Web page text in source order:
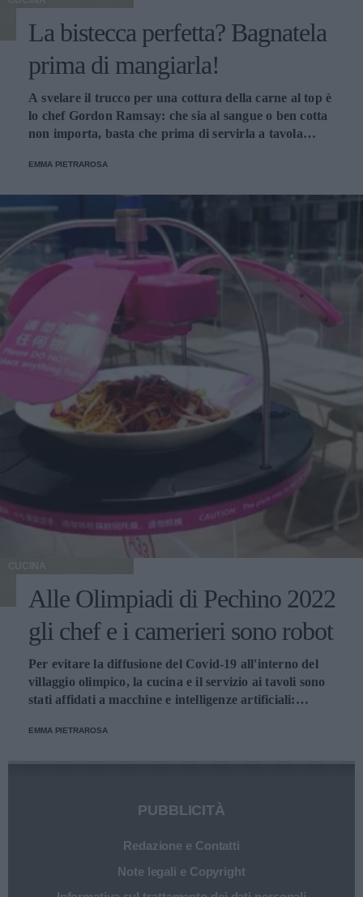
La bistecca perfetta? Bagnatela
prima di mangiarla!
A svelare il trucco per una cottura della carne al top è
lo chef Gordon Ramsay: che sia al sangue o ben cotta
non importa, basta che prima di servirla a tavola
EMMA PIETRAROSA
CUCINA
Alle Olimpiadi di Pechino 2022
gli chef e i camerieri sono robot
Per evitare la diffusione del Covid-19 all'interno del
villaggio olimpico, la cucina e il servizio ai tavoli sono
stati affidati a macchine e intelligenze artificiali:
EMMA PIETRAROSA
PUBBLICITÀ
Redazione e Contatti
Note legali e Copyright